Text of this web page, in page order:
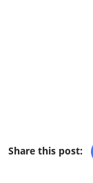
Share this post: